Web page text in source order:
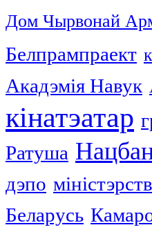
Дом Чырвонай
Белпрампраект
Акадэмія Навук
кінатэатар
Ратуша
дэпо
Беларусь